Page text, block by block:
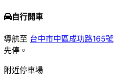
自行開車
導航至 台中市中區成功路165號
先停。
附近停車場